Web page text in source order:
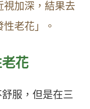
視加深，結果去
老花」。
花
服，但是在三